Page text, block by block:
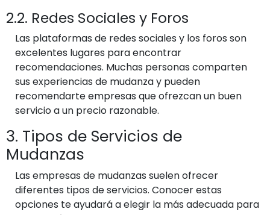
2.2. Redes Sociales y Foros
Las plataformas de redes sociales y los foros son
excelentes lugares para encontrar
recomendaciones. Muchas personas comparten
sus experiencias de mudanza y pueden
recomendarte empresas que ofrezcan un buen
servicio a un precio razonable.
3. Tipos de Servicios de
Mudanzas
Las empresas de mudanzas suelen ofrecer
diferentes tipos de servicios. Conocer estas
opciones te ayudará a elegir la más adecuada para